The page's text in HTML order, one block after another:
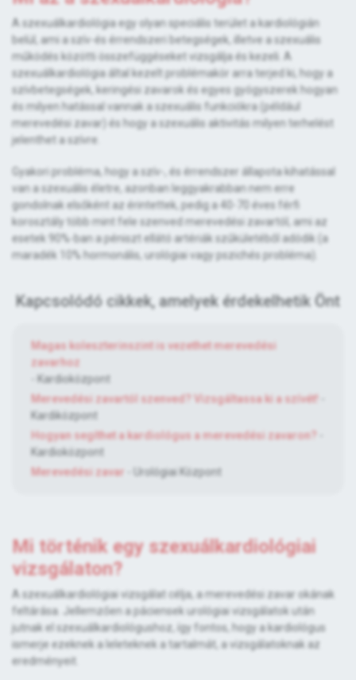
A szexuálkardiológia egy olyan speciális terület a kardiológián
belül, ami a szív-és érrendszeri betegségek, illetve a szexuális
működés közötti összefüggéseket vizsgálja és kezeli. A
szexuálkardiológia által kezelt problémakör arra terjed ki, hogy a
szívbetegségek, keringési zavarok és egyes gyógyszerek hogyan
és milyen hatással vannak a szexuális funkciókra (például
merevedési zavar) és hogy a szexuális aktivitás milyen terhelést
jelenthet a szívre.
Gyakori probléma, hogy a szív-, és érrendszer állapota kihatással
van a szexuális életre, azonban leggyakrabban nem erre
gondolnak elsőként az érintettek, pedig a 40-70 éves férfi
korosztály több mint fele szenved merevedési zavartól, ami az
esetek 90%-ban a péniszt ellátó artériák szűkületéből adódik (a
maradék 10% hormonális, urológiai vagy pszichés probléma).
Kapcsolódó cikkek, amelyek érdekelhetik Önt
Magas koleszterinszint is vezethet merevedési
zavarhoz
- Kardioközpont
Merevedési zavartól szenved? Vizsgáltassa ki a szívét!
Kardiközpont
Hogyan segíthet a kardiológus a merevedési zavaron?
Kardioközpont
Merevedési zavar
- Urológiai Központ
Mi történik egy szexuálkardiológiai
vizsgálaton?
A szexuálkardiológiai vizsgálat célja, a merevedési zavar okának
feltárása. Jellemzően a páciensek urológiai vizsgálatok után
jutnak el szexuálkardiológushoz, így fontos, hogy a kardiológus
ismerje ezeknek a leleteknek a tartalmát, a vizsgálatoknak az
eredményeit.